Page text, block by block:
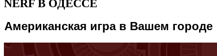
NERF В ОДЕССЕ
Американская игра в Вашем городе